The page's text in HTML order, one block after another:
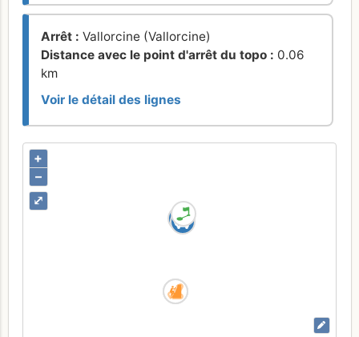
Arrêt : Vallorcine (Vallorcine)
Distance avec le point d'arrêt du topo : 0.06
km
Voir le détail des lignes
⤢
+
–